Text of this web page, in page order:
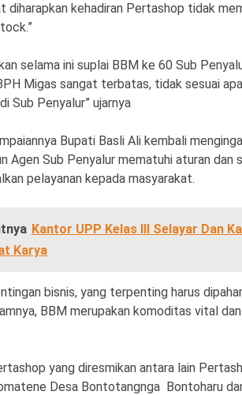
diharapkan kehadiran Pertashop tidak
selama ini suplai BBM ke 60 Sub
Migas sangat terbatas, tidak sesuai
Sub Penyalur” ujarnya
Bupati Basli Ali kembali
Agen Sub Penyalur mematuhi aturan
pelayanan kepada masyarakat.
Kantor UPP Kelas III Selayar Dan
Karya
bisnis, yang terpenting harus
BBM merupakan komoditas vital
yang diresmikan antara lain
Desa Bontotangnga Bontoharu